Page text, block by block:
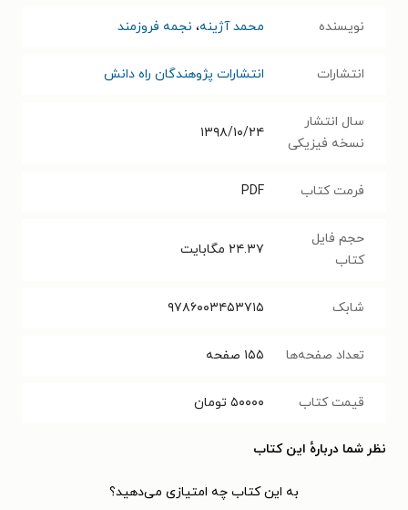
نویسنده محمد آژینه، نجمه فروزمند
انتشارات انتشارات پژوهندگان راه دانش
سال انتشار
نسخه فیزیکی
۱۳۹۸/۱۰/۲۴
فرمت کتاب PDF
حجم فایل
کتاب
۲۴.۳۷ مگابایت
شابک ۹۷۸۶۰۰۳۴۵۳۷۱۵
تعداد صفحه‌ها ۱۵۵ صفحه
قیمت کتاب ۵۰۰۰۰ تومان
نظر شما دربارهٔ این کتاب
به این کتاب چه امتیازی می‌دهید؟